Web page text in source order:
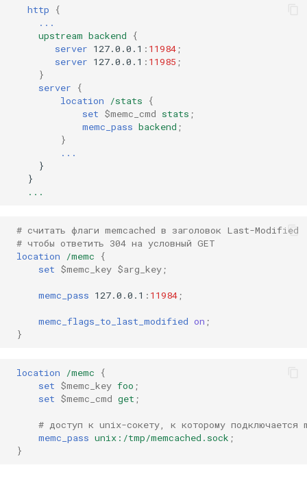
Изменения
Набор тестов
См. также
http
{
...
upstream backend
{
server 127.0.0.1 : 11984 ;
server 127.0.0.1 : 11985 ;
}
server
{
location
/stats
{
set $memc_cmd stats ;
memc_pass backend ;
}
...
}
}
...
# считать флаги memcached в заголовок Last-Modified
# чтобы ответить 304 на условный GET
location
/memc
{
set $memc_key $arg_key ;
memc_pass 127.0.0.1 : 11984 ;
memc_flags_to_last_modified on ;
}
location /memc
{
set $memc_key foo ;
set $memc_cmd get ;
# доступ к unix-сокету, к которому подключается
memc_pass unix:/tmp/memcached.sock ;
}